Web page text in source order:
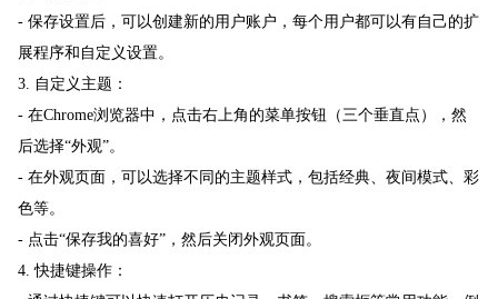
- 保存设置后，可以创建新的用户账户，每个用户都可以有自己的扩
展程序和自定义设置。
3. 自定义主题：
- 在Chrome浏览器中，点击右上角的菜单按钮（三个垂直点），然
后选择“外观”。
- 在外观页面，可以选择不同的主题样式，包括经典、夜间模式、彩
色等。
- 点击“保存我的喜好”，然后关闭外观页面。
4. 快捷键操作：